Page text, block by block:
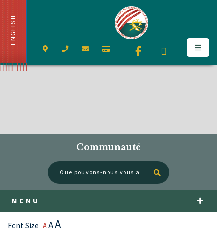
ENGLISH
Communauté
Type here to
MENU
Font Size AAA